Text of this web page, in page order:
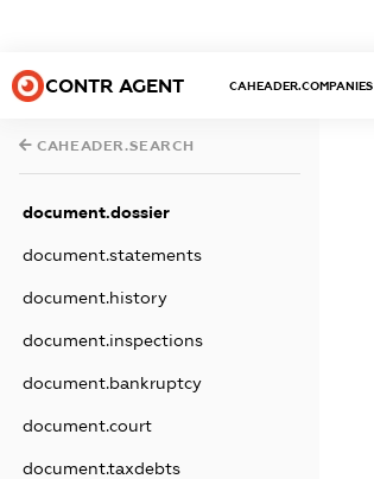
CONTR AGENT CAHEADER.COMPANIES
CAHEADER.SEARCH
document.dossier
document.statements
document.history
document.inspections
document.bankruptcy
document.court
document.taxdebts